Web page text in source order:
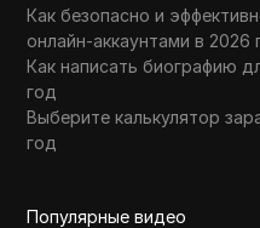
Как безопасно и
онлайн-аккаунтами в 2026
Как написать биографию
год
Выберите калькулятор
год
Популярные видео